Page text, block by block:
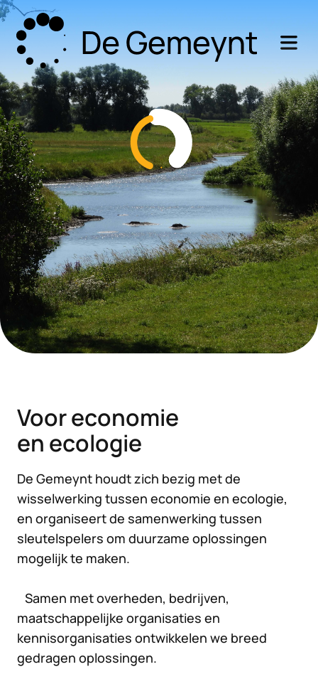
Voor economie
en ecologie
De Gemeynt houdt zich bezig met de
wisselwerking tussen economie en ecologie,
en organiseert de samenwerking tussen
sleutelspelers om duurzame oplossingen
mogelijk te maken.
Samen met overheden, bedrijven,
maatschappelijke organisaties en
kennisorganisaties ontwikkelen we breed
gedragen oplossingen.